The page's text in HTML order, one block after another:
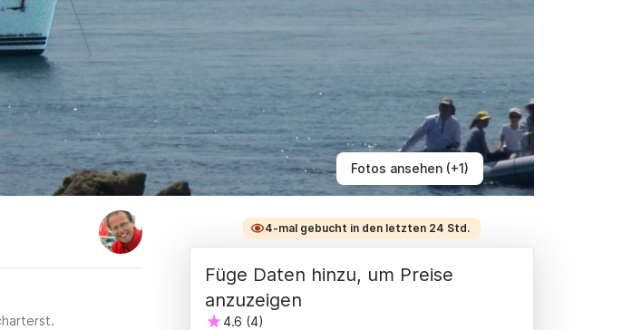
Fotos ansehen (+1)
4-mal gebucht in den letzten 24 Std.
Füge Daten hinzu, um Preise
anzuzeigen
4.6 (4)